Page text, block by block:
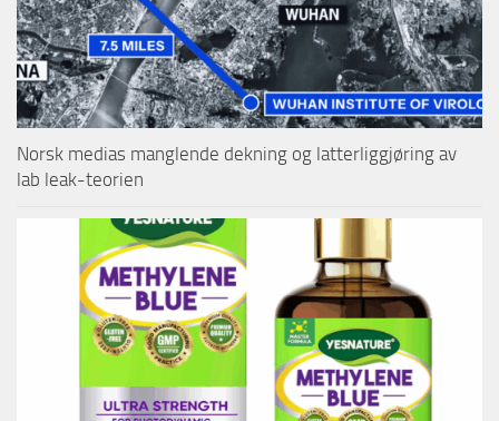
Norsk medias manglende dekning og latterliggjøring av
lab leak-teorien